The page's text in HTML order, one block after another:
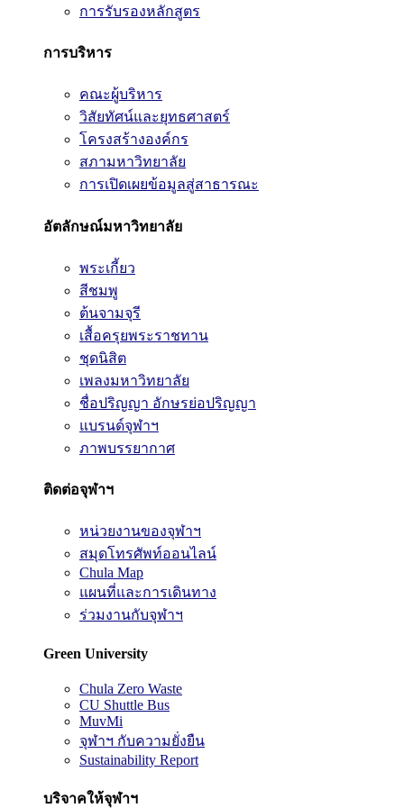
การรับรองหลักสูตร
การบริหาร
คณะผู้บริหาร
วิสัยทัศน์และยุทธศาสตร์
โครงสร้างองค์กร
สภามหาวิทยาลัย
การเปิดเผยข้อมูลสู่สาธารณะ
อัตลักษณ์มหาวิทยาลัย
พระเกี้ยว
สีชมพู
ต้นจามจุรี
เสื้อครุยพระราชทาน
ชุดนิสิต
เพลงมหาวิทยาลัย
ชื่อปริญญา อักษรย่อปริญญา
แบรนด์จุฬาฯ
ภาพบรรยากาศ
ติดต่อจุฬาฯ
หน่วยงานของจุฬาฯ
สมุดโทรศัพท์ออนไลน์
Chula Map
แผนที่และการเดินทาง
ร่วมงานกับจุฬาฯ
Green University
Chula Zero Waste
CU Shuttle Bus
MuvMi
จุฬาฯ กับความยั่งยืน
Sustainability Report
บริจาคให้จุฬาฯ